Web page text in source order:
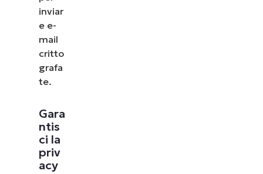
inviar
e e-
mail
critto
grafa
te.
Gara
ntis
ci la
priv
acy